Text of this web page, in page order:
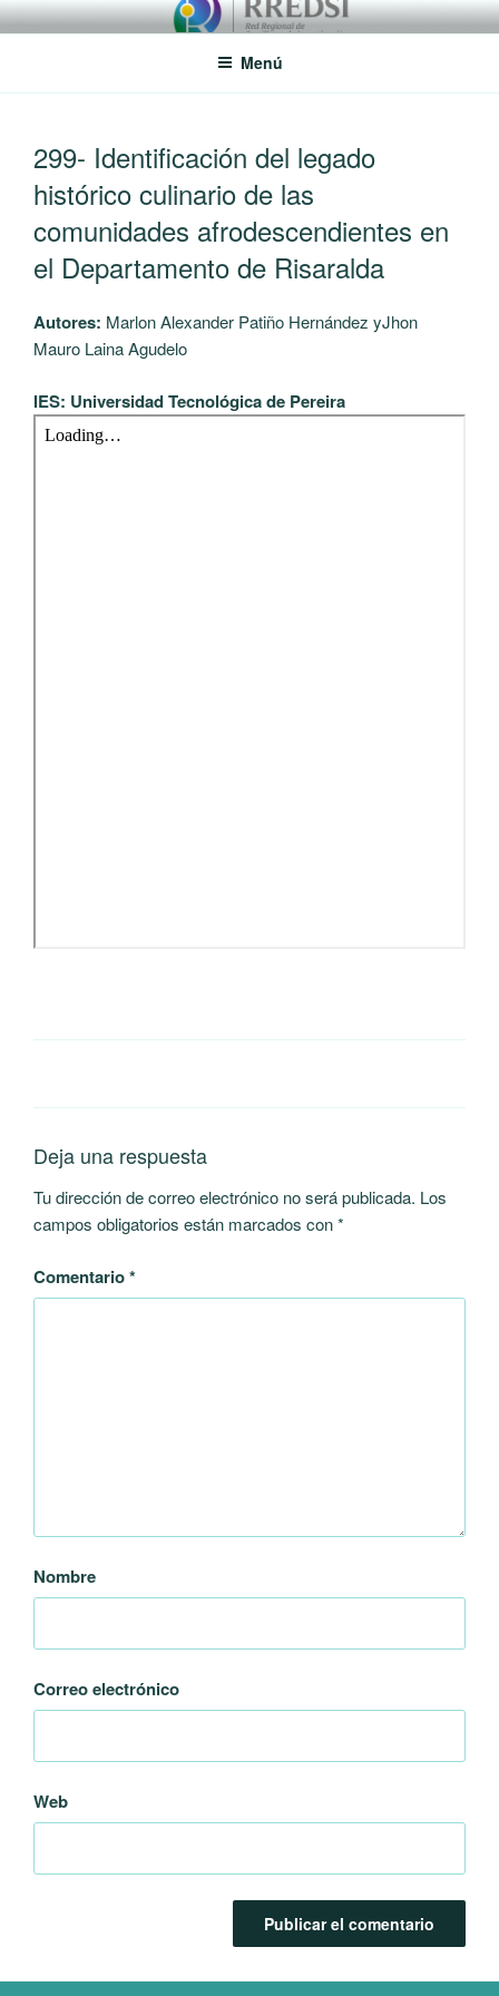
Saltar
al
RREDSI
Red Regional de Semilleros de Investigación RREDSI
Menú
EL
299- Identificación del legado
histórico culinario de las
comunidades afrodescendientes en
el Departamento de Risaralda
Autores: Marlon Alexander Patiño Hernández yJhon
Mauro Laina Agudelo
IES: Universidad Tecnológica de Pereira
Deja una respuesta
Tu dirección de correo electrónico no será publicada. Los
campos obligatorios están marcados con*
Comentario*
Nombre
Correo electrónico
Web